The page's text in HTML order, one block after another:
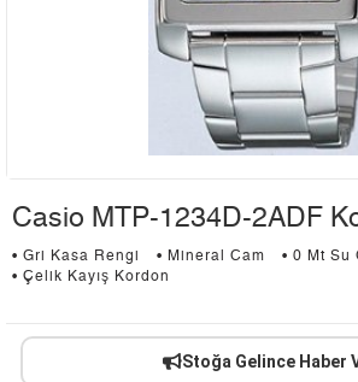
Casio MTP-1234D-2ADF
• Gri Kasa Rengi • Mineral Cam
• 0 Mt Su
• Çelik Kayış Kordon
Stoğa Gelince Haber